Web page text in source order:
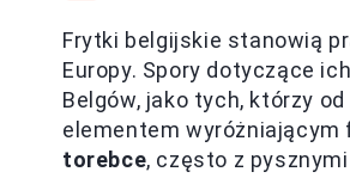
Frytki belgijskie stanowią
Europy. Spory dotyczące
Belgów, jako tych, którzy
elementem
torebce, często z